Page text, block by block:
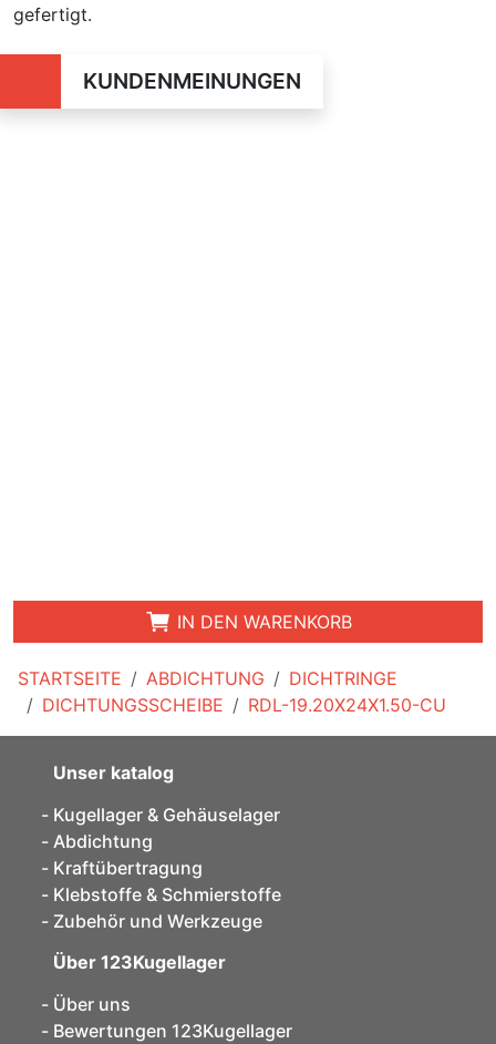
STARTSEITE ABDICHTUNG
DICHTRINGE
DICHTUNGSSCHEIBE
RDL-19.20X24X1.50-CU
gefertigt.
KUNDENMEINUNGEN
IN DEN WARENKORB
Unser katalog
Kugellager & Gehäuselager
Abdichtung
Kraftübertragung
Klebstoffe & Schmierstoffe
Zubehör und Werkzeuge
Über 123Kugellager
Über uns
Bewertungen 123Kugellager